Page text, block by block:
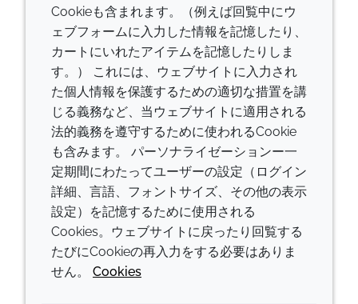
経口ドラッグデリバリー
経口投与経路は、簡便で費用対効果が高
Cookieも含まれます。（例えば回覧中にウ
ェブフォームに入力した情報を記憶したり、
カートにいれたアイテムを記憶したりしま
す。） これには、ウェブサイトに入力され
た個人情報を保護するための適切な措置を講
じる義務など、当ウェブサイトに適用される
法的義務を遵守するために使われるCookie
も含みます。 パーソナライゼーションー一
定期間にわたってユーザーの設定（ログイン
詳細、言語、フォントサイズ、その他の表示
設定）を記憶するために使用される
Cookies。ウェブサイトに戻ったり回覧する
たびにCookieの再入力をする必要はありま
せん。 Cookies